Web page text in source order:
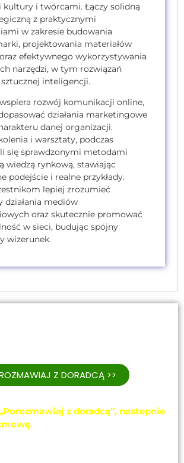
i twórcami. Łączy solidną
z praktycznymi
w zakresie budowania
projektowania materiałów
efektywnego wykorzystywania
narzędzi, w tym rozwiązań
inteligencji.
rozwój komunikacji online,
działania marketingowe
danej organizacji.
i warsztaty, podczas
się sprawdzonymi metodami
wiedzą rynkową, stawiając
podejście i realne przykłady.
lepiej zrozumieć
działania mediów
oraz skutecznie promować
w sieci, budując spójny
wizerunek.
Z DORADCĄ >>
z doradcą”, nastepnie